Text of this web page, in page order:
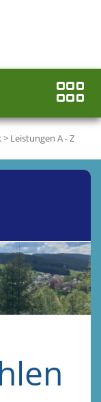
> Leistungen A - Z